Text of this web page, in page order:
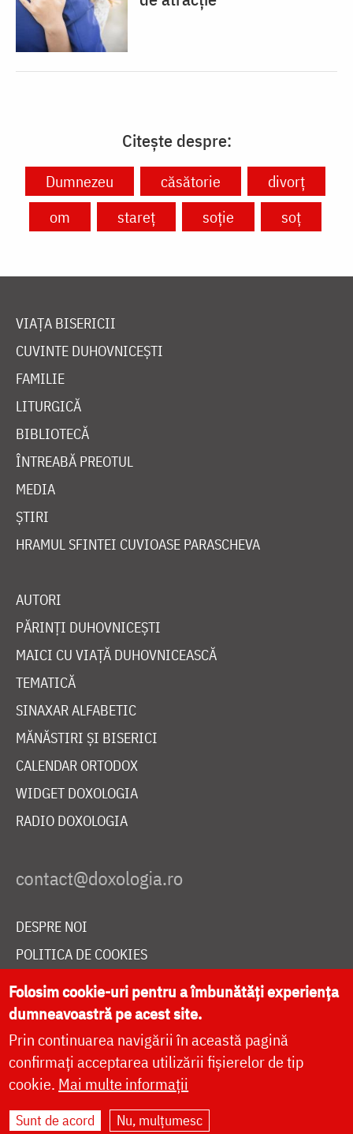
Citește despre:
Dumnezeu căsătorie
divorț
om
stareț soție soț
VIAȚA BISERICII
CUVINTE DUHOVNICEȘTI
FAMILIE
LITURGICĂ
BIBLIOTECĂ
ÎNTREABĂ PREOTUL
MEDIA
ȘTIRI
HRAMUL SFINTEI CUVIOASE PARASCHEVA
AUTORI
PĂRINȚI DUHOVNICEȘTI
MAICI CU VIAȚĂ DUHOVNICEASCĂ
TEMATICĂ
SINAXAR ALFABETIC
MĂNĂSTIRI ȘI BISERICI
CALENDAR ORTODOX
WIDGET DOXOLOGIA
RADIO DOXOLOGIA
DESPRE NOI
POLITICA DE COOKIES
DONEAZĂ ONLINE PENTRU CATEDRALA NAȚIONALĂ
LIVE
Site dezvoltat deDOXOLOGIA MEDIA
Folosim cookie-uri pentru a îmbunătăți experiența
dumneavoastră pe acest site.
Prin continuarea navigării în această pagină
confirmați acceptarea utilizării fișierelor de tip
cookie. Mai multe informații
Sunt de acord Nu, mulțumesc